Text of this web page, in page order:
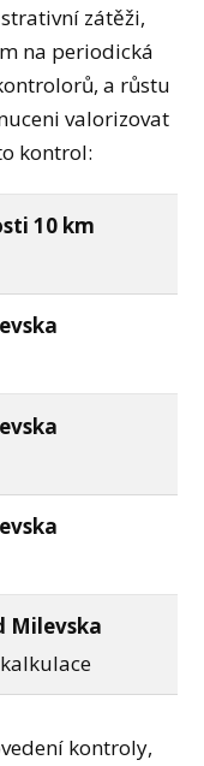
zátěži,
na periodická
a růstu
valorizovat
kontrol:
10 km
Milevska
kontroly,